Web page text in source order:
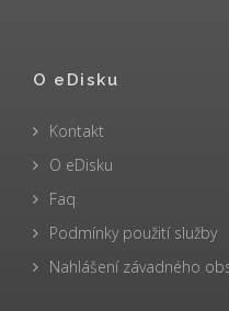
O eDisku
Kontakt
O eDisku
Faq
Podmínky použití služby
Nahlášení závadného